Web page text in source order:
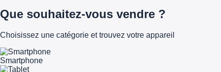
Que souhaitez-vous vendre ?
Choisissez une catégorie et trouvez votre appareil
Smartphone